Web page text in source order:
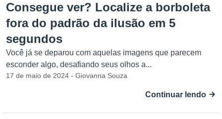
Consegue ver? Localize a borboleta
fora do padrão da ilusão em 5
segundos
Você já se deparou com aquelas imagens que parecem
esconder algo, desafiando seus olhos a...
17 de maio de 2024 - Giovanna Souza
Continuar lendo